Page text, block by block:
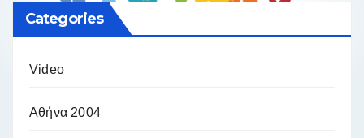
Categories
Video
Αθήνα 2004